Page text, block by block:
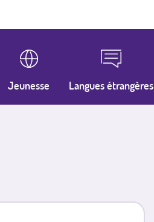
Jeunesse Langues étrangères